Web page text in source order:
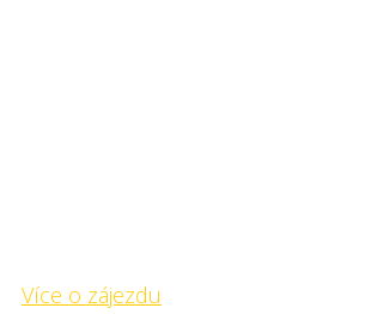
Více o zájezdu